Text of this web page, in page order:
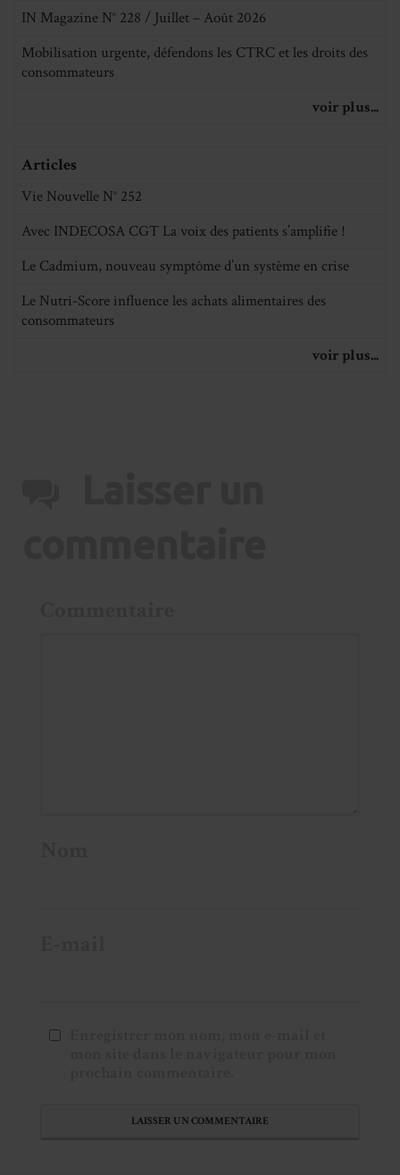
IN Magazine N° 228 / Juillet – Août 2026
Mobilisation urgente, défendons les CTRC et les droits des
consommateurs
voir plus...
Articles
Vie Nouvelle N° 252
Avec INDECOSA CGT La voix des patients s’amplifie !
Le Cadmium, nouveau symptôme d’un système en crise
Le Nutri-Score influence les achats alimentaires des
consommateurs
voir plus...